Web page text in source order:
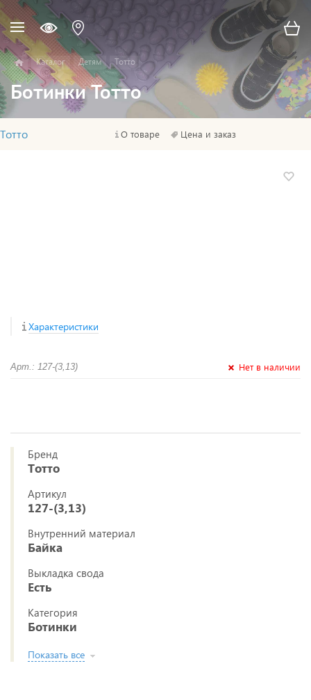
Каталог Детям Тотто
Ботинки Тотто
Тотто О товаре Цена и заказ
Характеристики
Арт.: 127-(3,13) Нет в наличии
Бренд
Тотто
Артикул
127-(3,13)
Внутренний материал
Байка
Выкладка свода
Есть
Категория
Ботинки
Показать все